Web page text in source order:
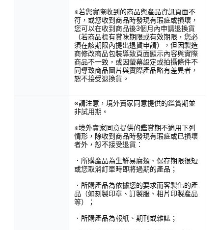
※若您實際收到的商品與產品資訊頁面不
符，或您收到商品時發現有瑕疵或損壞，
您可以在收到商品後3個月內申請退換貨
（若商品標有賞味期限或有效期限，您必
須在該期限內提出退貨申請），但因製造
商修改商品包裝導致頁面顯示內容與實際
商品不一致，或因螢幕設定或拍攝條件不
同導致商品圖片與實際產品略有差異者，
恕不接受退換貨。
※請注意，境外賣家同意提供的鑑賞期並
非試用期。
※境外賣家同意提供的鑑賞期不適用下列
情形，除收到商品時發現有瑕疵或已損壞
者外，恕不接受退貨：
．所購產品為生鮮易腐類、保存期限很短
或您取消訂單時即將過期的產品；
．所購產品為依據您的要求而客製化的產
品（如刻製印章、訂製服、相片印製產品
等）；
．所購產品為報紙、期刊或雜誌；